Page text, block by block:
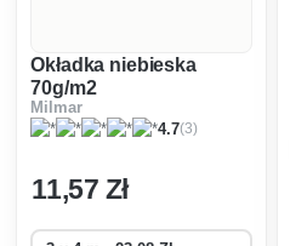
Okładka niebieska
70g/m2
Milmar
4.7(3)
11,57 Zł